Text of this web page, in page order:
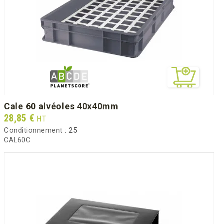
cale 60 alvéoles 40x40mm
Prix
28,85 € HT
Conditionnement : 25
CAL60C